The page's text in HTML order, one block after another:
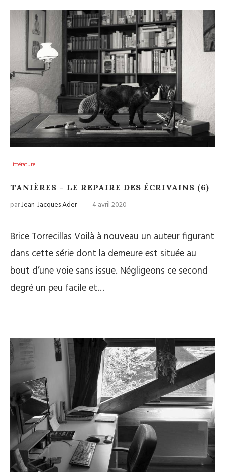
Littérature
TANIÈRES – LE REPAIRE DES ÉCRIVAINS (6)
parJean-Jacques Ader 4 avril 2020
Brice Torrecillas Voilà à nouveau un auteur figurant
dans cette série dont la demeure est située au
bout d’une voie sans issue. Négligeons ce second
degré un peu facile et…